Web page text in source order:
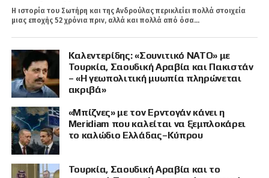
Η ιστορία του Σωτήρη και της Ανδρούλας περικλείει πολλά στοιχεία
μιας εποχής 52 χρόνια πριν, αλλά και πολλά από όσα...
Καλεντερίδης: «Σουνιτικό ΝΑΤΟ» με
Τουρκία, Σαουδική Αραβία και Πακιστάν
– «Η γεωπολιτική μυωπία πληρώνεται
ακριβά»
«Μπίζνες» με τον Ερντογάν κάνει η
Meridiam που καλείται να ξεμπλοκάρει
το καλώδιο Ελλάδας–Κύπρου
Τουρκία, Σαουδική Αραβία και το